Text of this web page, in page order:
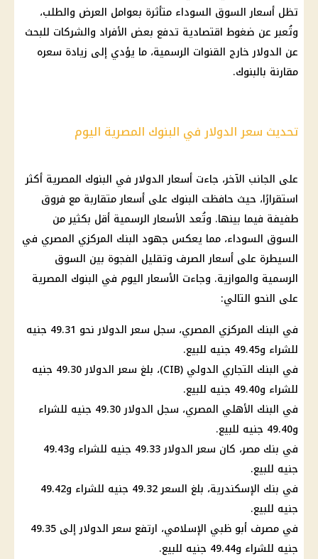
تظل أسعار السوق السوداء متأثرة بعوامل العرض والطلب،
وتُعبر عن ضغوط اقتصادية تدفع بعض الأفراد والشركات للبحث
عن الدولار خارج القنوات الرسمية، ما يؤدي إلى زيادة سعره
مقارنة بالبنوك.
تحديث سعر الدولار في البنوك المصرية اليوم
على الجانب الآخر، جاءت أسعار الدولار في البنوك المصرية أكثر
استقرارًا، حيث حافظت البنوك على أسعار متقاربة مع فروق
طفيفة فيما بينها. وتُعد الأسعار الرسمية أقل بكثير من
السوق السوداء، مما يعكس جهود البنك المركزي المصري في
السيطرة على أسعار الصرف وتقليل الفجوة بين السوق
الرسمية والموازية. وجاءت الأسعار اليوم في البنوك المصرية
على النحو التالي:
في البنك المركزي المصري، سجل سعر الدولار نحو 49.31 جنيه
للشراء و49.45 جنيه للبيع.
في البنك التجاري الدولي (CIB)، بلغ سعر الدولار 49.30 جنيه
للشراء و49.40 جنيه للبيع.
في البنك الأهلي المصري، سجل الدولار 49.30 جنيه للشراء
و49.40 جنيه للبيع.
في بنك مصر، كان سعر الدولار 49.33 جنيه للشراء و49.43
جنيه للبيع.
في بنك الإسكندرية، بلغ السعر 49.32 جنيه للشراء و49.42
جنيه للبيع.
في مصرف أبو ظبي الإسلامي، ارتفع سعر الدولار إلى 49.35
جنيه للشراء و49.44 جنيه للبيع.